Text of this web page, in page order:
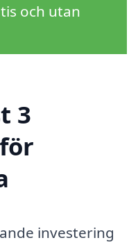
och utan
3
investering